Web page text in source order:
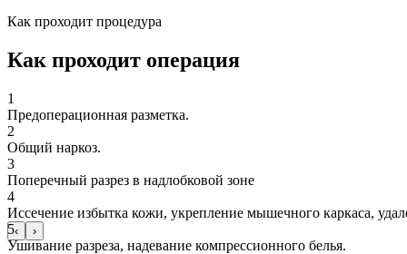
Как проходит процедура
Как проходит операция
1
Предоперационная разметка.
2
Общий наркоз.
3
Поперечный разрез в надлобковой зоне
4
Иссечение избытка кожи, укрепление мышечного каркаса,
5
Ушивание разреза, надевание компрессионного белья.
‹ ›